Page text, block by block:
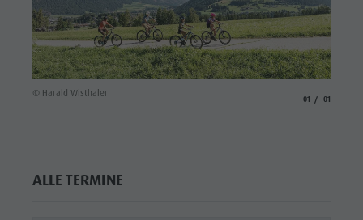
© Harald Wisthaler
01 01
ALLE TERMINE